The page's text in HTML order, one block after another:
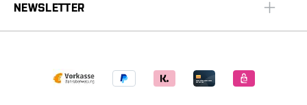
NEWSLETTER